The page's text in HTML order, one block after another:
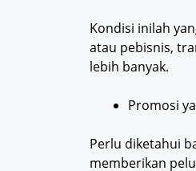
Kondisi inilah
atau pebisnis,
lebih banyak.
Promosi
Perlu diketahui
memberikan